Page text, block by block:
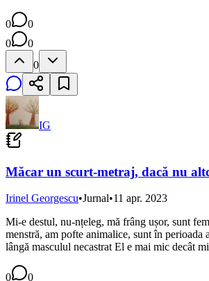
0
0
0
0
0
IG
Măcar un scurt-metraj, dacă nu
Irinel Georgescu•Jurnal•11 apr. 2023
Mi-e destul, nu-nțeleg, mă frâng ușor, sunt
menstră, am pofte animalice, sunt în perioada
lângă masculul necastrat El e mai mic decât
0
0